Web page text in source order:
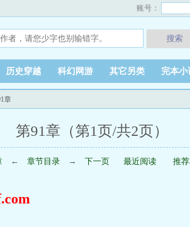
账号：
搜索
历史穿越 科幻网游 其它另类 完本小
章
第91章（第1页/共2页）
← 章节目录 → 下一页 最近阅读 推